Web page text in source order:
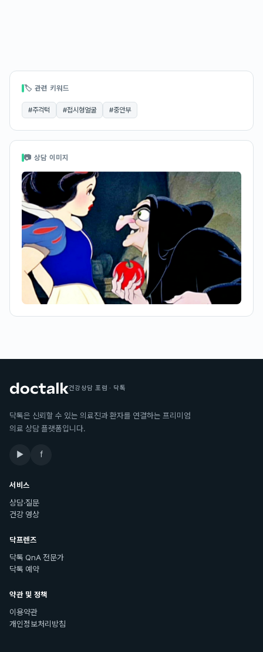
🏷 관련 키워드
#주걱턱 #접시형얼굴 #중안부
📷 상담 이미지
건강상담 포럼 · 닥톡
닥톡은 신뢰할 수 있는 의료진과 환자를 연결하는 프리미엄
의료 상담 플랫폼입니다.
▶ f
서비스
상담·질문
건강 영상
닥프렌즈
닥톡 QnA 전문가
닥톡 예약
약관 및 정책
이용약관
개인정보처리방침